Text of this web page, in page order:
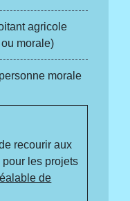
agricole
morale)
morale
recourir aux
les projets
de